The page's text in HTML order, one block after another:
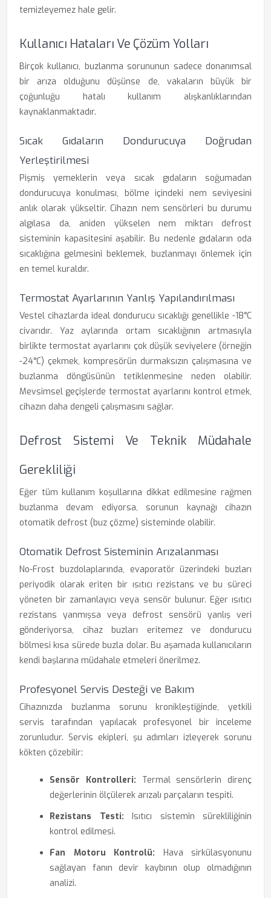
temizleyemez hale gelir.
Kullanıcı Hataları Ve Çözüm Yolları
Birçok kullanıcı, buzlanma sorununun sadece donanımsal
bir arıza olduğunu düşünse de, vakaların büyük bir
çoğunluğu hatalı kullanım alışkanlıklarından
kaynaklanmaktadır.
Sıcak Gıdaların Dondurucuya Doğrudan
Yerleştirilmesi
Pişmiş yemeklerin veya sıcak gıdaların soğumadan
dondurucuya konulması, bölme içindeki nem seviyesini
anlık olarak yükseltir. Cihazın nem sensörleri bu durumu
algılasa da, aniden yükselen nem miktarı defrost
sisteminin kapasitesini aşabilir. Bu nedenle gıdaların oda
sıcaklığına gelmesini beklemek, buzlanmayı önlemek için
en temel kuraldır.
Termostat Ayarlarının Yanlış Yapılandırılması
Vestel cihazlarda ideal dondurucu sıcaklığı genellikle -18°C
civarıdır. Yaz aylarında ortam sıcaklığının artmasıyla
birlikte termostat ayarlarını çok düşük seviyelere (örneğin
-24°C) çekmek, kompresörün durmaksızın çalışmasına ve
buzlanma döngüsünün tetiklenmesine neden olabilir.
Mevsimsel geçişlerde termostat ayarlarını kontrol etmek,
cihazın daha dengeli çalışmasını sağlar.
Defrost Sistemi Ve Teknik Müdahale
Gerekliliği
Eğer tüm kullanım koşullarına dikkat edilmesine rağmen
buzlanma devam ediyorsa, sorunun kaynağı cihazın
otomatik defrost (buz çözme) sisteminde olabilir.
Otomatik Defrost Sisteminin Arızalanması
No-Frost buzdolaplarında, evaporatör üzerindeki buzları
periyodik olarak eriten bir ısıtıcı rezistans ve bu süreci
yöneten bir zamanlayıcı veya sensör bulunur. Eğer ısıtıcı
rezistans yanmışsa veya defrost sensörü yanlış veri
gönderiyorsa, cihaz buzları eritemez ve dondurucu
bölmesi kısa sürede buzla dolar. Bu aşamada kullanıcıların
kendi başlarına müdahale etmeleri önerilmez.
Profesyonel Servis Desteği ve Bakım
Cihazınızda buzlanma sorunu kronikleştiğinde, yetkili
servis tarafından yapılacak profesyonel bir inceleme
zorunludur. Servis ekipleri, şu adımları izleyerek sorunu
kökten çözebilir:
Sensör Kontrolleri: Termal sensörlerin direnç
değerlerinin ölçülerek arızalı parçaların tespiti.
Rezistans Testi: Isıtıcı sistemin sürekliliğinin
kontrol edilmesi.
Fan Motoru Kontrolü: Hava sirkülasyonunu
sağlayan fanın devir kaybının olup olmadığının
analizi.